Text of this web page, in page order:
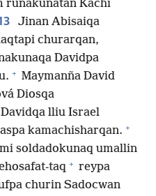
runakunatan Kachi
Jinan Abisaiqa
churarqan,
Davidpa
+ Maymanña David
Diosqa
Davidqa lliu Israel
kamachisharqan. +
soldadokunaq umallin
taq + reypa
churin Sadocwan